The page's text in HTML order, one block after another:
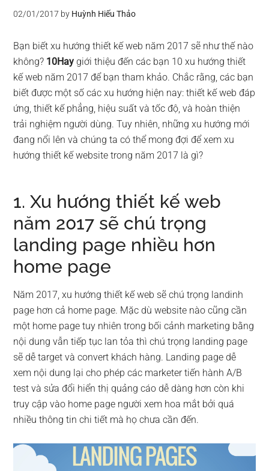
02/01/2017 by Huỳnh Hiếu Thảo
Bạn biết xu hướng thiết kế web năm 2017 sẽ như thế nào
không? 10Haygiới thiệu đến các bạn 10 xu hướng thiết
kế web năm 2017 để bạn tham khảo. Chắc rằng, các bạn
biết được một số các xu hướng hiện nay: thiết kế web đáp
ứng, thiết kế phẳng, hiệu suất và tốc độ, và hoàn thiện
trải nghiệm người dùng. Tuy nhiên, những xu hướng mới
đang nổi lên và chúng ta có thể mong đợi để xem xu
hướng thiết kế website trong năm 2017 là gì?
1. Xu hướng thiết kế web
năm 2017 sẽ chú trọng
landing page nhiều hơn
home page
Năm 2017, xu hướng thiết kế web sẽ chú trọng landinh
page hơn cả home page. Mặc dù website nào cũng cần
một home page tuy nhiên trong bối cảnh marketing bằng
nội dung vẫn tiếp tục lan tỏa thì chú trọng landing page
sẽ dễ target và convert khách hàng. Landing page dễ
xem nội dung lại cho phép các marketer tiến hành A/B
test và sửa đổi hiển thị quảng cáo dễ dàng hơn còn khi
truy cập vào home page người xem hoa mắt bởi quá
nhiều thông tin chi tiết mà họ chưa cần đến.